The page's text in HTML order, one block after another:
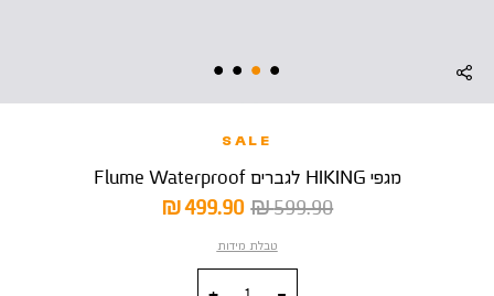
SALE
מגפי HIKING לגברים Flume Waterproof
מחיר
מוצר
499.90 ₪
מחיר
599.90 ₪
טבלת מידות